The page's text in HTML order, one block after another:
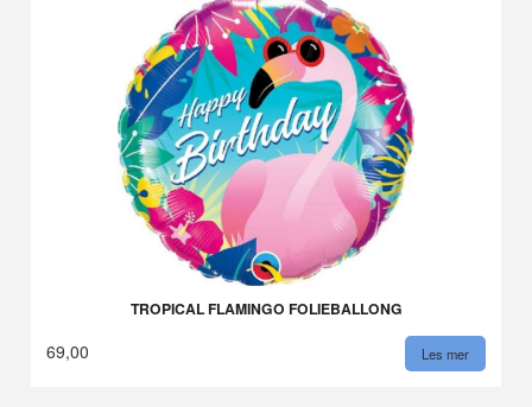
TROPICAL FLAMINGO FOLIEBALLONG
69,00 Les mer